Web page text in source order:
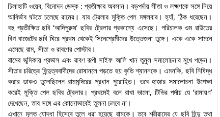
চিলাহাটি ওয়েব, বিনোদন ডেস্ক : প্রতীক্ষার অবসান। বড়পর্দায় সীতা ও লক্ষ্মণকে সঙ্গে নিয়ে
আবির্ভাব ঘটতে চলেছে রামের। যার ট্রেলার মুক্তি পেল মঙ্গলবার। হ্যাঁ, ঠিক ধরেছেন।
বহু প্রতীক্ষিত ছবি ‘আদিপুরুষ’ ছবির ট্রেলার প্রকাশ্যে এসেছে। পরিচালক ওম রাউতের
বিগ বাজেটের ছবি ঘিরে প্রথম থেকেই সিনেপ্রেমীদের উত্তেজনা তুঙ্গে। একে একে সামনে
এসেছে রাম, সীতা ও রাবণের পোস্টার।
রামের ভূমিকায় প্রভাস এবং রাবণ রূপী সাইফ আলি খান তুমুল সমালোচনার মুখে পড়েন।
সীতার চরিত্রে হিন্দুত্ববাদীদের রোষানলে পড়তে হয় কৃতি শ্যাননকে। এমনকি, ছবি নিষিদ্ধ
করার ডাকও তুলেছিলেন রামমন্দিরের প্রধান পুরোহিত। তবে হাজার সমালোচনা উপেক্ষা
করেই মুক্তি পেল ছবির ট্রেলার। প্রথমেই বলে রাখা ভালো, টিভির পর্দায় যে ‘রামায়ণ’
দেখেছেন, তার সঙ্গে এর কোনোভাবেই তুলনা চলবে না।
এখানে মূলত যোদ্ধা হিসেবে তুলে ধরা হয়েছে রামকে। তবে শ্রীরামের যে ছবি হিন্দু তথা